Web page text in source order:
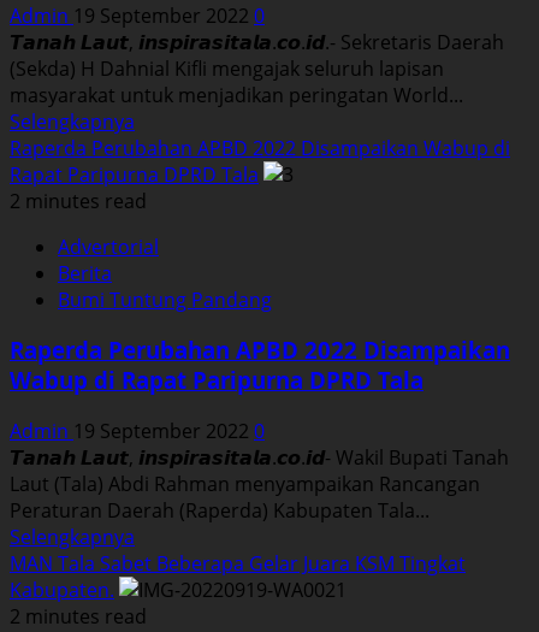
Admin 19 September 2022 0
𝙏𝙖𝙣𝙖𝙝 𝙇𝙖𝙪𝙩, 𝙞𝙣𝙨𝙥𝙞𝙧𝙖𝙨𝙞𝙩𝙖𝙡𝙖.𝙘𝙤.𝙞𝙙.- Sekretaris Daerah
(Sekda) H Dahnial Kifli mengajak seluruh lapisan
masyarakat untuk menjadikan peringatan World...
Selengkapnya
more
about
Di
WCD
Ajak
Tingkatkan
Kesadaran
Lingkungan
Bersih
Raperda Perubahan APBD 2022 Disampaikan Wabup di
Rapat Paripurna DPRD Tala
2 minutes read
Advertorial
Berita
Bumi Tuntung Pandang
Raperda Perubahan APBD 2022 Disampaikan
Wabup di Rapat Paripurna DPRD Tala
Admin 19 September 2022 0
𝙏𝙖𝙣𝙖𝙝 𝙇𝙖𝙪𝙩, 𝙞𝙣𝙨𝙥𝙞𝙧𝙖𝙨𝙞𝙩𝙖𝙡𝙖.𝙘𝙤.𝙞𝙙- Wakil Bupati Tanah
Laut (Tala) Abdi Rahman menyampaikan Rancangan
Peraturan Daerah (Raperda) Kabupaten Tala...
Selengkapnya
more
about
Raperda
MAN Tala Sabet Beberapa Gelar Juara KSM Tingkat
Kabupaten.
2 minutes read